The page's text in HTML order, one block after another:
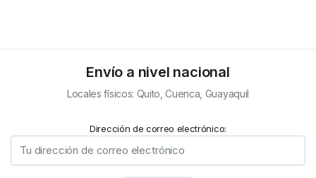
Envío a nivel nacional
Locales físicos: Quito, Cuenca, Guayaquil
Dirección de correo electrónico: